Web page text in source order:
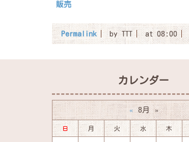
販売
Permalink by TTT at 08:00
カレンダー
« 8月 »
日 月 火 水 木